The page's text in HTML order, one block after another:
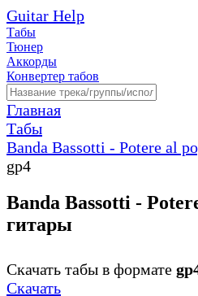
Guitar Help
Табы
Тюнер
Аккорды
Конвертер табов
Главная
Табы
Banda Bassotti - Potere al
gp4
Banda Bassotti -
гитары
Скачать табы в формате
Скачать